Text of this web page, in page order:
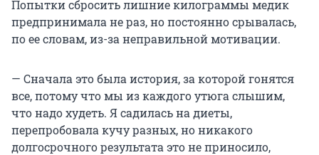
Попытки сбросить лишние килограммы медик
предпринимала не раз, но постоянно срывалась,
по ее словам, из-за неправильной мотивации.
— Сначала это была история, за которой гонятся
все, потому что мы из каждого утюга слышим,
что надо худеть. Я садилась на диеты,
перепробовала кучу разных, но никакого
долгосрочного результата это не приносило,